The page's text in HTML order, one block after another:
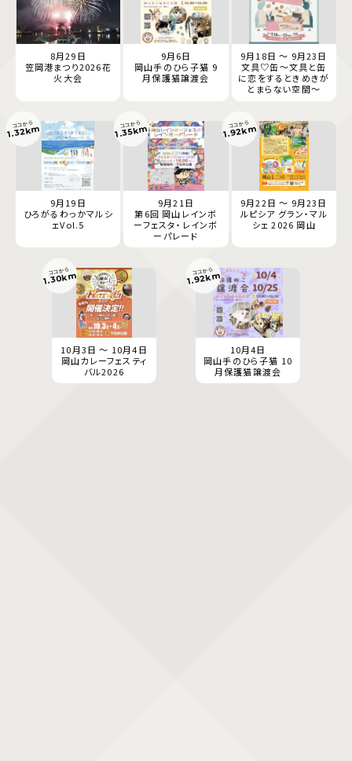
8月29日
笠岡港まつり2026花
火大会
9月6日
岡山手のひら子猫 9
月保護猫譲渡会
9月18日 ～ 9月23日
文具♡缶～文具と缶
に恋をするときめきが
とまらない空間～
9月19日
ひろがるわっかマルシ
ェVol.5
ココから
1.32km
9月21日
第6回 岡山レインボ
ーフェスタ・レインボ
ーパレード
ココから
1.35km
9月22日 ～ 9月23日
ルピシア グラン・マル
シェ 2026 岡山
ココから
1.92km
10月3日 ～ 10月4日
岡山カレーフェスティ
バル2026
ココから
1.30km
10月4日
岡山手のひら子猫 10
月保護猫譲渡会
ココから
1.92km